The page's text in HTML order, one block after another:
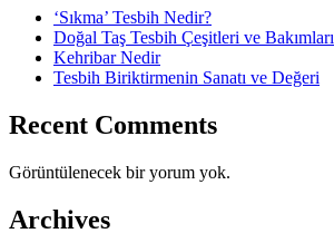
‘Sıkma’ Tesbih Nedir?
Doğal Taş Tesbih Çeşitleri ve Bakımları
Kehribar Nedir
Tesbih Biriktirmenin Sanatı ve Değeri
Recent Comments
Görüntülenecek bir yorum yok.
Archives